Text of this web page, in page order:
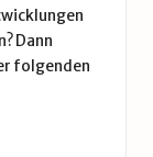
Dann
folgenden